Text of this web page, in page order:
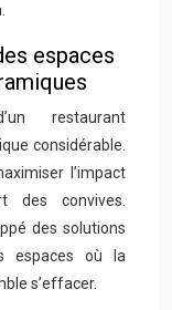
espaces
restaurant
considérable.
l’impact
convives.
des solutions
espaces où la
s’effacer.